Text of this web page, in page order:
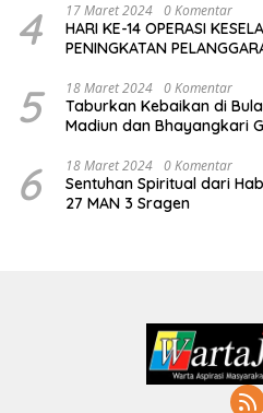
4 17 Maret 2024 0 Komentar
HARI KE-14 OPERASI
PENINGKATAN
5 18 Maret 2024 0 Komentar
Taburkan Kebaikan di
Madiun dan Bhayangkari
6 18 Maret 2024 0 Komentar
Sentuhan Spiritual dari
27 MAN 3 Sragen